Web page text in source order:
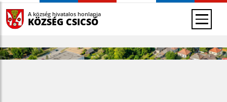
A község hivatalos honlapja
KÖZSÉG CSICSÓ